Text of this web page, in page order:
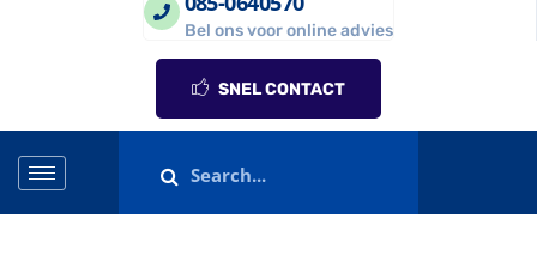
Bel ons voor online advies
SNEL CONTACT